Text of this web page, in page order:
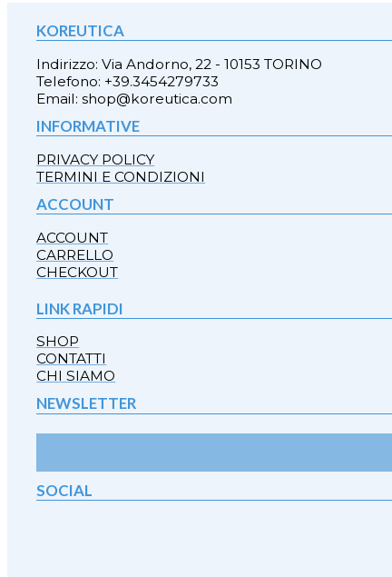
del
prodotto
possono
essere
scelte
nella
pagina
del
prodotto
varianti.
Le
opzioni
possono
scelte
pagina
del
KOREUTICA
Indirizzo: Via Andorno, 22 - 10153 TORINO
Telefono: +39.3454279733
Email: shop@koreutica.com
INFORMATIVE
PRIVACY POLICY
TERMINI E CONDIZIONI
ACCOUNT
ACCOUNT
CARRELLO
CHECKOUT
LINK RAPIDI
SHOP
CONTATTI
CHI SIAMO
NEWSLETTER
SOCIAL